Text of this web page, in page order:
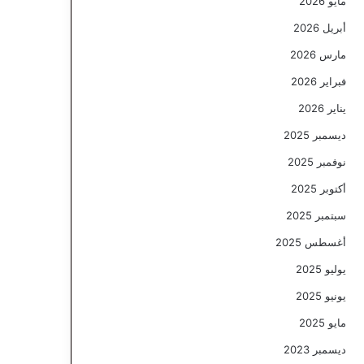
أبريل 2026
مارس 2026
فبراير 2026
يناير 2026
ديسمبر 2025
نوفمبر 2025
أكتوبر 2025
سبتمبر 2025
أغسطس 2025
يوليو 2025
يونيو 2025
مايو 2025
ديسمبر 2023